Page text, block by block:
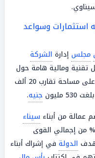
مليون جنيه استثمارات وسواعد
مجلس إدارة الشركة
تقنية ومالية هامة حول
أقيم على مساحة تقارب 20 ألف
جنيه.
عمالة من أبناء سيناء
تبلغ 79 عاملاً، أي بنسبة تصل إلى 46% من إجمالي القوى
الدولة في إشراك أبناء